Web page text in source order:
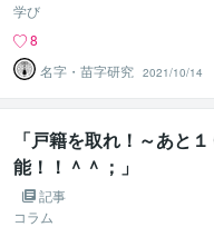
学び
8
名字・苗字研究 2021/10/14
「戸籍を取れ！～あと
能！！＾＾；」
記事
コラム